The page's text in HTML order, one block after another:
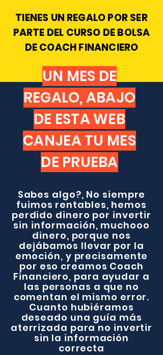
TIENES UN REGALO POR SER
PARTE DEL CURSO DE BOLSA
DE COACH FINANCIERO
UN MES DE
REGALO, ABAJO
DE ESTA WEB
CANJEA TU MES
DE PRUEBA
Sabes algo?, No siempre
fuimos rentables, hemos
perdido dinero por invertir
sin información, muchooo
dinero, porque nos
dejábamos llevar por la
emoción, y precisamente
por eso creamos Coach
Financiero, para ayudar a
las personas a que no
comentan el mismo error.
Cuanto hubiéramos
deseado una guía más
aterrizada para no invertir
sin la información
correcta